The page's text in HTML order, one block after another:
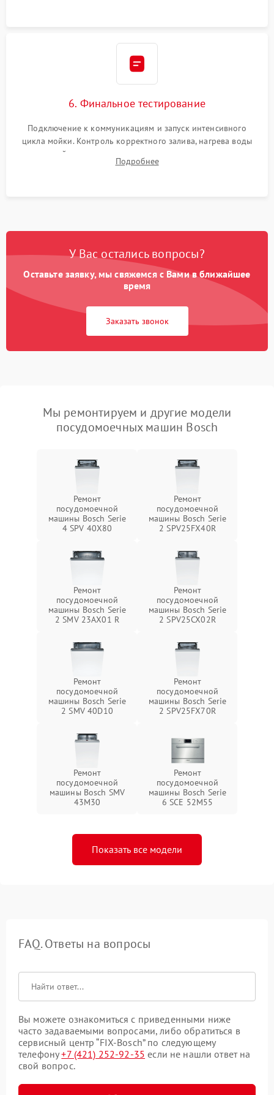
6. Финальное тестирование
Подключение к коммуникациям и запуск интенсивного
цикла мойки. Контроль корректного залива, нагрева воды
до нужной температуры, отсутствия посторонних шумов,
штатного слива и абсолютной сухости в поддоне.
Подробнее
У Вас остались вопросы?
Оставьте заявку, мы свяжемся с Вами в ближайшее
время
Заказать звонок
Мы ремонтируем и другие модели
посудомоечных машин Bosch
Ремонт
посудомоечной
машины Bosch Serie
4 SPV 40X80
Ремонт
посудомоечной
машины Bosch Serie
2 SPV25FX40R
Ремонт
посудомоечной
машины Bosch Serie
2 SMV 23AX01 R
Ремонт
посудомоечной
машины Bosch Serie
2 SPV25CX02R
Ремонт
посудомоечной
машины Bosch Serie
2 SMV 40D10
Ремонт
посудомоечной
машины Bosch Serie
2 SPV25FX70R
Ремонт
посудомоечной
машины Bosch SMV
43M30
Ремонт
посудомоечной
машины Bosch Serie
6 SCE 52M55
Показать все модели
FAQ. Ответы на вопросы
Вы можете ознакомиться с приведенными ниже
часто задаваемыми вопросами, либо обратиться в
сервисный центр “FIX-Bosch” по следующему
телефону+7 (421) 252-92-35 если не нашли ответ на
свой вопрос.